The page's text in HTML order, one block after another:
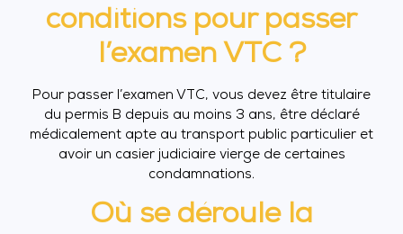
conditions pour passer
l’examen VTC ?
Pour passer l’examen VTC, vous devez être titulaire
du permis B depuis au moins 3 ans, être déclaré
médicalement apte au transport public particulier et
avoir un casier judiciaire vierge de certaines
condamnations.
Où se déroule la